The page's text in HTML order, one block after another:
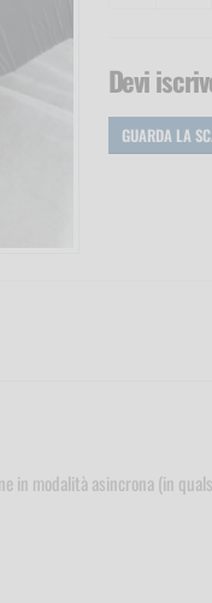
Devi
GUARDA LA
in modalità asincrona (in